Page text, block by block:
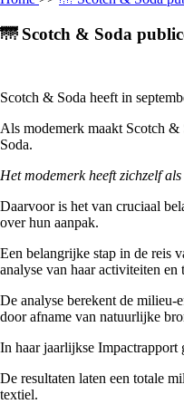
🌁 Scotch & Soda
Scotch & Soda heeft in
Als modemerk maakt Scotch
Soda.
Het modemerk heeft zichzelf
Daarvoor is het van cruciaal
over hun aanpak.
Een belangrijke stap in de reis
analyse van haar activiteiten en
De analyse berekent de milieu-
door afname van natuurlijke
In haar jaarlijkse Impactrapport
De resultaten laten een totale
textiel.